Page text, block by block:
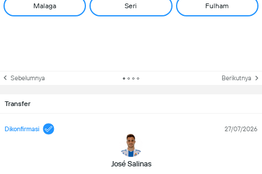
Malaga Seri Fulham
Sebelumnya Berikutnya
Transfer
Dikonfirmasi
José Salinas
27/07/2026